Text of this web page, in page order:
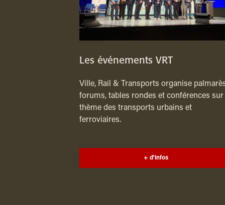
Les événements VRT
Ville, Rail & Transports organise
forums, tables rondes et conférences sur
thème des transports urbains et
ferroviaires.
+ d'infos